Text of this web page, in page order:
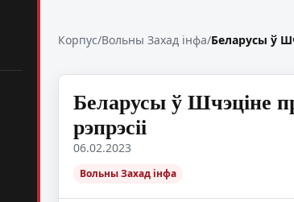
Корпус/Вольны Захад інфа/Беларусы ў
Беларусы ў Шчэціне
рэпрэсіі
06.02.2023
Вольны Захад інфа